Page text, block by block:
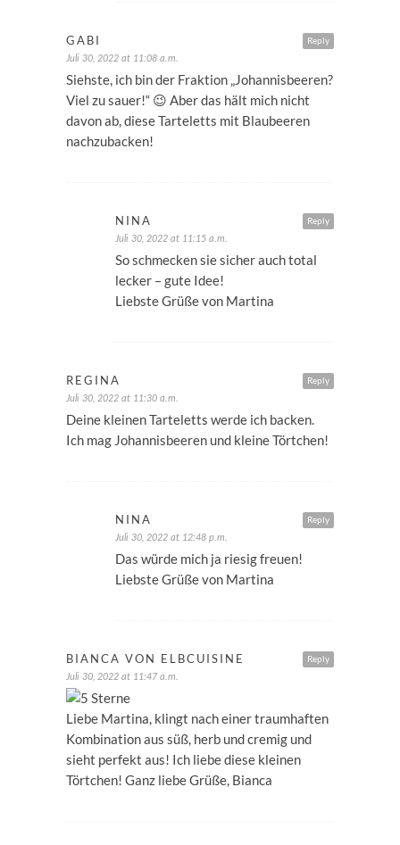
Reply
GABI
Juli 30, 2022 at 11:08 a.m.
Siehste, ich bin der Fraktion „Johannisbeeren?
Viel zu sauer!“ 😉 Aber das hält mich nicht
davon ab, diese Tarteletts mit Blaubeeren
nachzubacken!
Reply
NINA
Juli 30, 2022 at 11:15 a.m.
So schmecken sie sicher auch total
lecker – gute Idee!
Liebste Grüße von Martina
Reply
REGINA
Juli 30, 2022 at 11:30 a.m.
Deine kleinen Tarteletts werde ich backen.
Ich mag Johannisbeeren und kleine Törtchen!
Reply
NINA
Juli 30, 2022 at 12:48 p.m.
Das würde mich ja riesig freuen!
Liebste Grüße von Martina
Reply
BIANCA VON ELBCUISINE
Juli 30, 2022 at 11:47 a.m.
Liebe Martina, klingt nach einer traumhaften
Kombination aus süß, herb und cremig und
sieht perfekt aus! Ich liebe diese kleinen
Törtchen! Ganz liebe Grüße, Bianca